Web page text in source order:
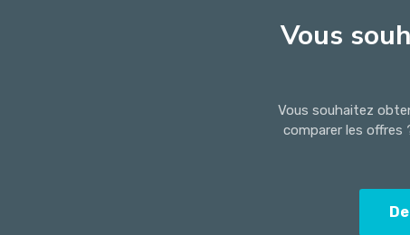
Vous
Vous souhaitez
comparer les offres